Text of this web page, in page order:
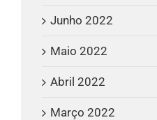
Junho 2022
Maio 2022
Abril 2022
Março 2022